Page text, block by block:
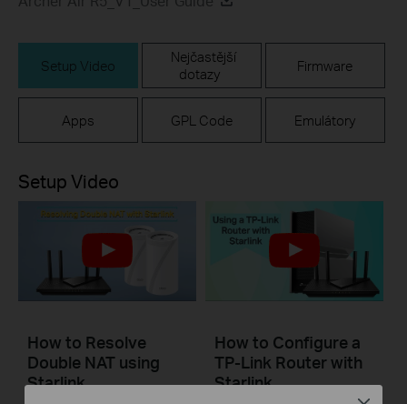
Setup Video
Nejčastější
dotazy
Firmware
Apps GPL Code Emulátory
Setup Video
How to Resolve
Double NAT using
Starlink
How to Configure a
TP-Link Router with
Starlink